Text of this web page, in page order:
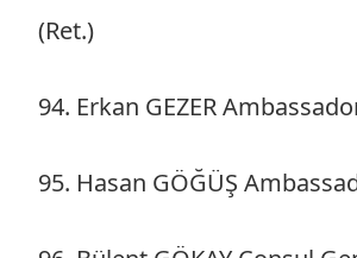
(Ret.)
94. Erkan GEZER
95. Hasan GÖĞÜŞ